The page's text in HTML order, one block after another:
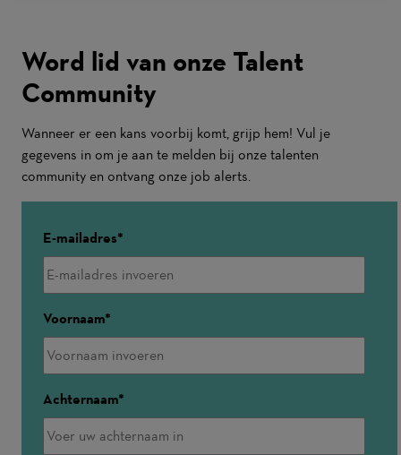
Word lid van onze Talent
Community
Wanneer er een kans voorbij komt, grijp hem! Vul je
gegevens in om je aan te melden bij onze talenten
community en ontvang onze job alerts.
E-mailadres
Voornaam
Achternaam